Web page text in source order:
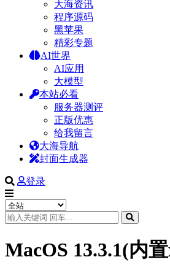
大海资讯
程序源码
黑苹果
精彩专题
AI世界
AI应用
大模型
本站必看
服务器测评
正版优惠
给我留言
大海导航
封面生成器
登录
MacOS 13.3.1(内